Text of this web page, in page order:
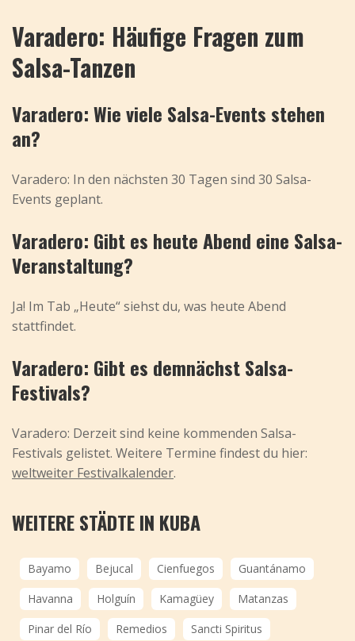
Varadero: Häufige Fragen zum
Salsa-Tanzen
Varadero: Wie viele Salsa-Events stehen
an?
Varadero: In den nächsten 30 Tagen sind 30 Salsa-
Events geplant.
Varadero: Gibt es heute Abend eine Salsa-
Veranstaltung?
Ja! Im Tab „Heute“ siehst du, was heute Abend
stattfindet.
Varadero: Gibt es demnächst Salsa-
Festivals?
Varadero: Derzeit sind keine kommenden Salsa-
Festivals gelistet. Weitere Termine findest du hier:
weltweiter Festivalkalender.
WEITERE STÄDTE IN KUBA
Bayamo Bejucal Cienfuegos
Guantánamo
Havanna
Holguín Kamagüey
Matanzas
Pinar del Río
Remedios
Sancti Spiritus